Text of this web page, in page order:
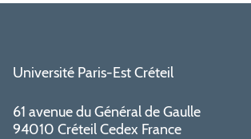
Université Paris-Est Créteil
61 avenue du Général de Gaulle
94010 Créteil Cedex France